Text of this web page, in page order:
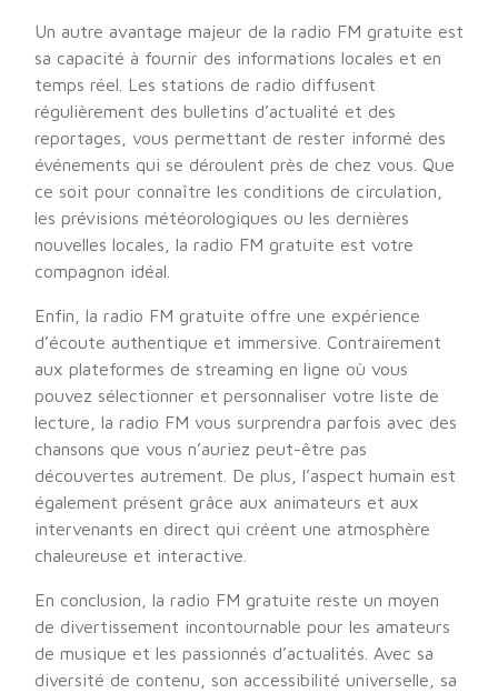
Un autre avantage majeur de la radio FM gratuite est
sa capacité à fournir des informations locales et en
temps réel. Les stations de radio diffusent
régulièrement des bulletins d’actualité et des
reportages, vous permettant de rester informé des
événements qui se déroulent près de chez vous. Que
ce soit pour connaître les conditions de circulation,
les prévisions météorologiques ou les dernières
nouvelles locales, la radio FM gratuite est votre
compagnon idéal.
Enfin, la radio FM gratuite offre une expérience
d’écoute authentique et immersive. Contrairement
aux plateformes de streaming en ligne où vous
pouvez sélectionner et personnaliser votre liste de
lecture, la radio FM vous surprendra parfois avec des
chansons que vous n’auriez peut-être pas
découvertes autrement. De plus, l’aspect humain est
également présent grâce aux animateurs et aux
intervenants en direct qui créent une atmosphère
chaleureuse et interactive.
En conclusion, la radio FM gratuite reste un moyen
de divertissement incontournable pour les amateurs
de musique et les passionnés d’actualités. Avec sa
diversité de contenu, son accessibilité universelle, sa